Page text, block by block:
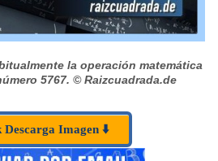
la operación matemática
5767. © Raizcuadrada.de
Descarga Imagen ⬇️